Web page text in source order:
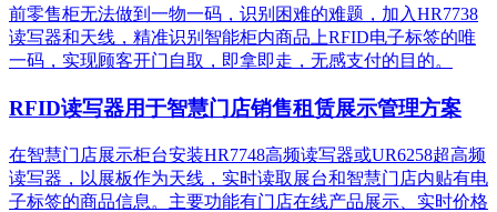
前零售柜无法做到一物一码，识别困难的难题，加入HR7738
读写器和天线，精准识别​智能柜内商品上RFID电子标签的唯
一码，实现顾客开门自取，即拿即走，无感支付的目的。
RFID读写器用于智慧门店销售租赁展示管理方案
在智慧门店展示柜台安装HR7748高频读写器或UR6258超高频
读写器，以展板作为天线，实时读取展台和智慧门店内贴有电
子标签的商品信息。主要功能有门店在线产品展示、实时价格